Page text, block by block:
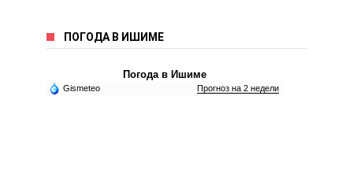
ПОГОДА В ИШИМЕ
Погода в Ишиме
Gismeteo Прогноз на 2 недели